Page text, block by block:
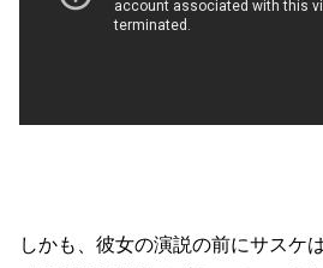
しかも、彼女の演説の前にサスケ